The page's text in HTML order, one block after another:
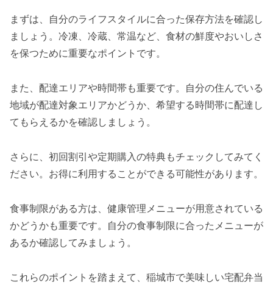
まずは、自分のライフスタイルに合った保存方法を確認し
ましょう。冷凍、冷蔵、常温など、食材の鮮度やおいしさ
を保つために重要なポイントです。
また、配達エリアや時間帯も重要です。自分の住んでいる
地域が配達対象エリアかどうか、希望する時間帯に配達し
てもらえるかを確認しましょう。
さらに、初回割引や定期購入の特典もチェックしてみてく
ださい。お得に利用することができる可能性があります。
食事制限がある方は、健康管理メニューが用意されている
かどうかも重要です。自分の食事制限に合ったメニューが
あるか確認してみましょう。
これらのポイントを踏まえて、稲城市で美味しい宅配弁当